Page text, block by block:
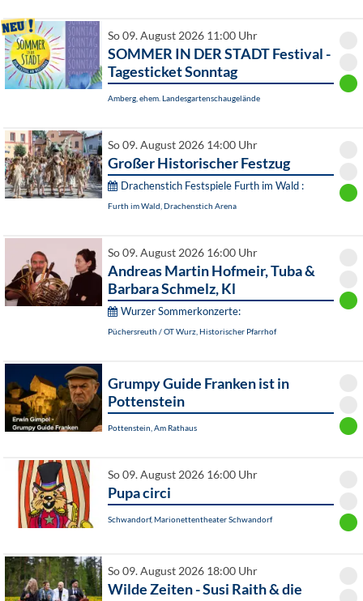
So 09. August 2026 11:00 Uhr
SOMMER IN DER STADT Festival -
Tagesticket Sonntag
Amberg, ehem. Landesgartenschaugelände
So 09. August 2026 14:00 Uhr
Großer Historischer Festzug
Drachenstich Festspiele Furth im Wald :
Furth im Wald, Drachenstich Arena
So 09. August 2026 16:00 Uhr
Andreas Martin Hofmeir, Tuba &
Barbara Schmelz, Kl
Wurzer Sommerkonzerte:
Püchersreuth / OT Wurz, Historischer Pfarrhof
Grumpy Guide Franken ist in
Pottenstein
Pottenstein, Am Rathaus
So 09. August 2026 16:00 Uhr
Pupa circi
Schwandorf, Marionettentheater Schwandorf
So 09. August 2026 18:00 Uhr
Wilde Zeiten - Susi Raith & die